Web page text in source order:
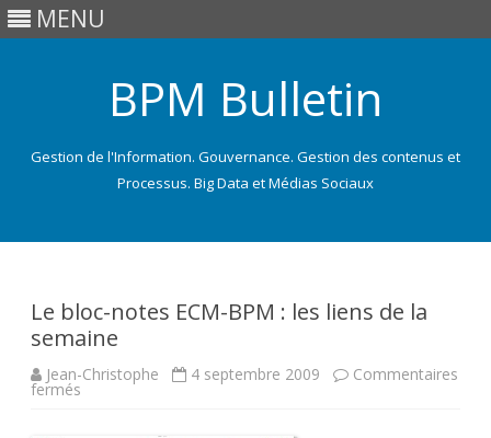
MENU
BPM Bulletin
Gestion de l'Information. Gouvernance. Gestion des contenus et
Processus. Big Data et Médias Sociaux
Le bloc-notes ECM-BPM : les liens de la
semaine
Jean-Christophe 4 septembre 2009 Commentaires
fermés